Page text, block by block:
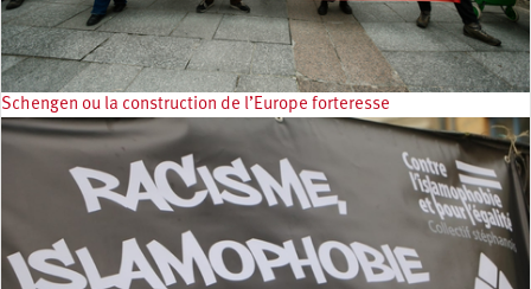
Schengen ou la construction de l’Europe forteresse